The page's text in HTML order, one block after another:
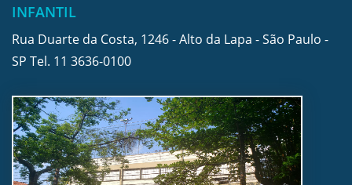
INFANTIL
Rua Duarte da Costa, 1246 - Alto da Lapa - São Paulo -
SP Tel. 11 3636-0100